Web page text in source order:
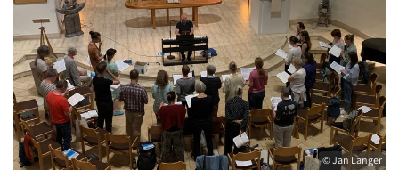
© Jan Langer